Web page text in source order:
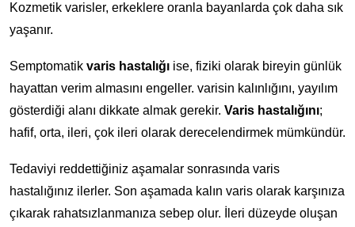
Kozmetik varisler, erkeklere oranla bayanlarda çok daha sık
yaşanır.
Semptomatik varis hastalığı ise, fiziki olarak bireyin günlük
hayattan verim almasını engeller. varisin kalınlığını, yayılım
gösterdiği alanı dikkate almak gerekir. Varis hastalığını;
hafif, orta, ileri, çok ileri olarak derecelendirmek mümkündür.
Tedaviyi reddettiğiniz aşamalar sonrasında varis
hastalığınız ilerler. Son aşamada kalın varis olarak karşınıza
çıkarak rahatsızlanmanıza sebep olur. İleri düzeyde oluşan